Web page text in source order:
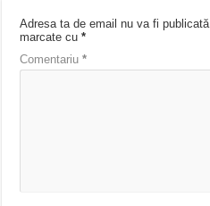
Adresa ta de email nu va fi publicată.
marcate cu*
Comentariu*